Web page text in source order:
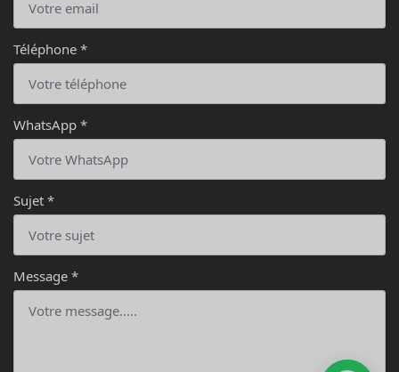
Téléphone *
WhatsApp *
Sujet *
Message *